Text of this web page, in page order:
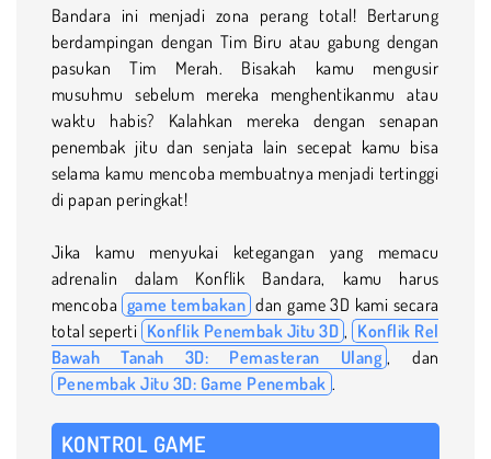
Bandara ini menjadi zona perang total! Bertarung
berdampingan dengan Tim Biru atau gabung dengan
pasukan Tim Merah. Bisakah kamu mengusir
musuhmu sebelum mereka menghentikanmu atau
waktu habis? Kalahkan mereka dengan senapan
penembak jitu dan senjata lain secepat kamu bisa
selama kamu mencoba membuatnya menjadi tertinggi
di papan peringkat!
Jika kamu menyukai ketegangan yang memacu
adrenalin dalam Konflik Bandara, kamu harus
mencoba game tembakan dan game 3D kami secara
total seperti Konflik Penembak Jitu 3D , Konflik Rel
Bawah Tanah 3D: Pemasteran Ulang , dan
Penembak Jitu 3D: Game Penembak .
KONTROL GAME